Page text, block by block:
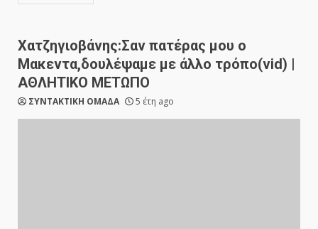
Χατζηγιοβάνης:Σαν πατέρας μου ο
Μακεντα,δουλέψαμε με άλλο τρόπο(vid) |
ΑΘΛΗΤΙΚΟ ΜΕΤΩΠΟ
ΣΥΝΤΑΚΤΙΚΗ ΟΜΑΔΑ 5 έτη ago